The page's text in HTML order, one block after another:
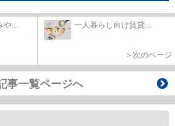
... 一人暮らし向け賃貸...
＞次のページ
事一覧ページへ